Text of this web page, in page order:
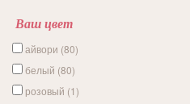
Ваш цвет
айвори (80)
белый (80)
розовый (1)